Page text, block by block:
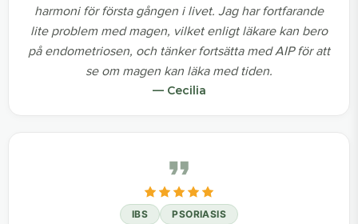
harmoni för första gången i livet. Jag har fortfarande
lite problem med magen, vilket enligt läkare kan bero
på endometriosen, och tänker fortsätta med AIP för att
se om magen kan läka med tiden.
— Cecilia
IBS PSORIASIS